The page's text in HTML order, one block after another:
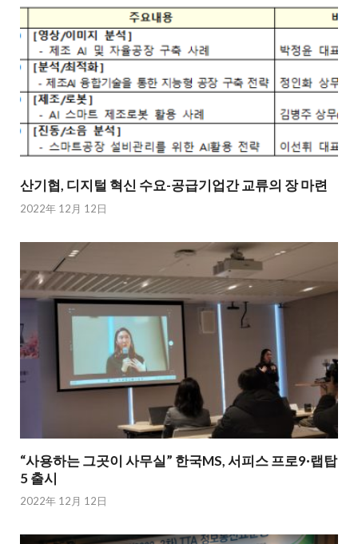
산기협, 디지털 혁신 수요-공급기업간 교류의 장 마련
2022年 12月 12日
“사용하는 그곳이 사무실” 한국MS, 서피스 프로9·랩탑
5 출시
2022年 12月 12日